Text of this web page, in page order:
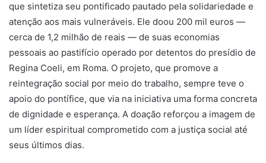
que sintetiza seu pontificado pautado pela solidariedade e
atenção aos mais vulneráveis. Ele doou 200 mil euros —
cerca de 1,2 milhão de reais — de suas economias
pessoais ao pastifício operado por detentos do presídio de
Regina Coeli, em Roma. O projeto, que promove a
reintegração social por meio do trabalho, sempre teve o
apoio do pontífice, que via na iniciativa uma forma concreta
de dignidade e esperança. A doação reforçou a imagem de
um líder espiritual comprometido com a justiça social até
seus últimos dias.